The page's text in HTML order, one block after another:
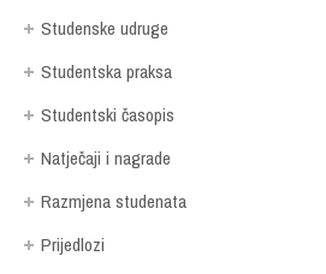
Studenske udruge
Studentska praksa
Studentski časopis
Natječaji i nagrade
Razmjena studenata
Prijedlozi